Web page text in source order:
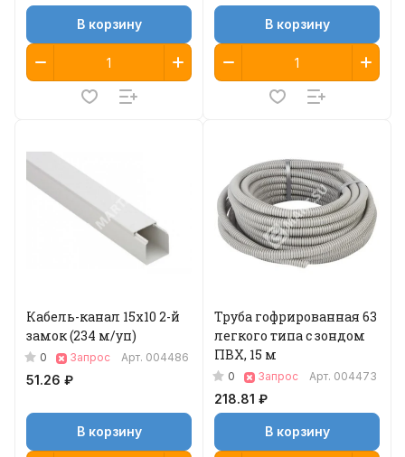
В корзину В корзину
Кабель-канал 15х10 2-й
замок (234 м/уп)
0 Запрос Арт. 004486
51.26 ₽
В корзину
Труба гофрированная 63
легкого типа с зондом
ПВХ, 15 м
0 Запрос Арт. 004473
218.81 ₽
В корзину